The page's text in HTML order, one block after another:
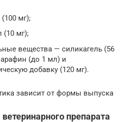
мг);
(10 мг);
вещества — силикагель (56
(до 1 мл) и
добавку (120 мг).
зависит от формы выпуска
препарата